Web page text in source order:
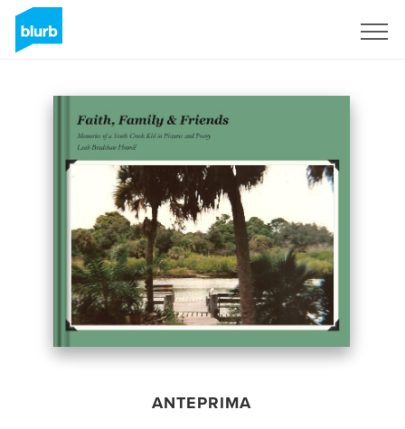
ANTEPRIMA